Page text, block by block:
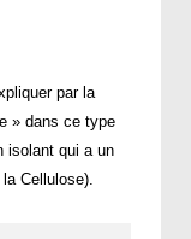
par la
» dans ce type
isolant qui a un
Cellulose).